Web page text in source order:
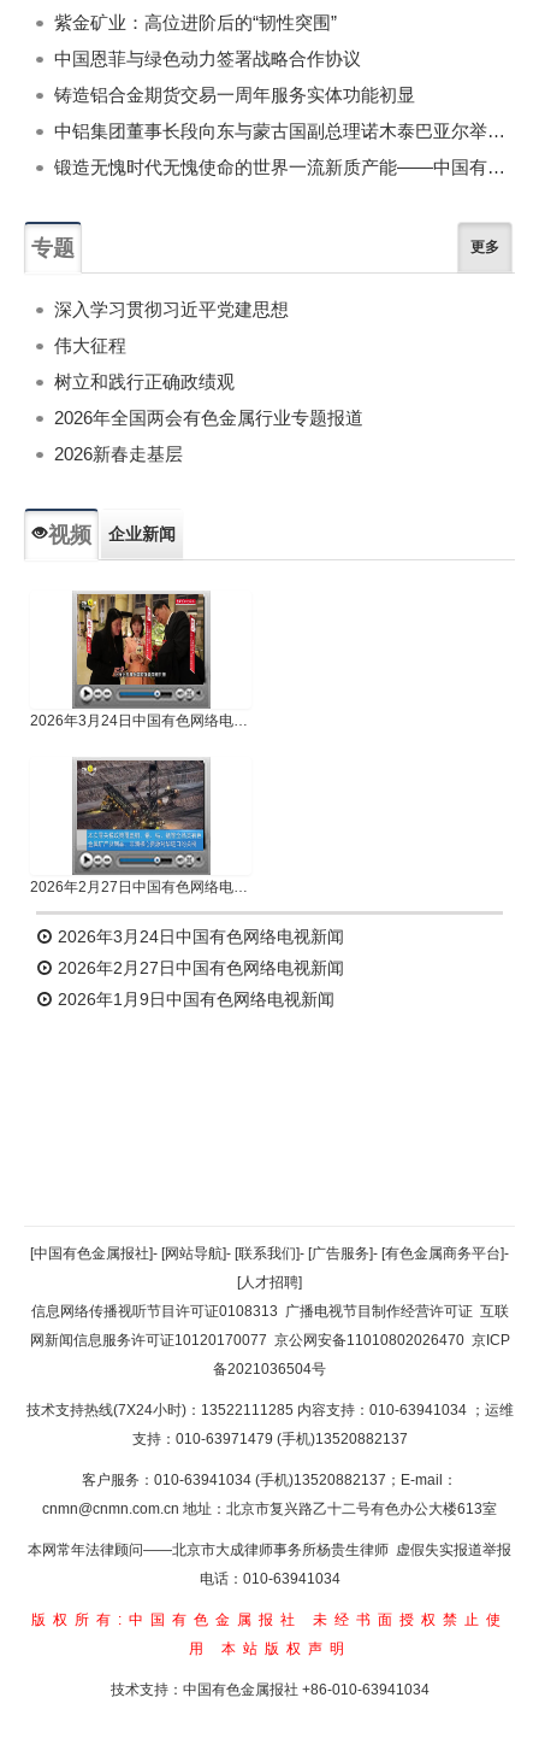
紫金矿业：高位进阶后的“韧性突围”
中国恩菲与绿色动力签署战略合作协议
铸造铝合金期货交易一周年服务实体功能初显
中铝集团董事长段向东与蒙古国副总理诺木泰巴亚尔举行会谈
锻造无愧时代无愧使命的世界一流新质产能——中国有色金属工业的战略应对与破局之道（二）
专题 更多
深入学习贯彻习近平党建思想
伟大征程
树立和践行正确政绩观
2026年全国两会有色金属行业专题报道
2026新春走基层
视频 企业新闻
2026年3月24日中国有色网络电视新闻
2026年2月27日中国有色网络电视新闻
2026年3月24日中国有色网络电视新闻
2026年2月27日中国有色网络电视新闻
2026年1月9日中国有色网络电视新闻
返回顶部
返回首页
[中国有色金属报社]- [网站导航]- [联系我们]- [广告服务]- [有色金属商务平台]-
[人才招聘]
信息网络传播视听节目许可证0108313 广播电视节目制作经营许可证 互联
网新闻信息服务许可证10120170077 京公网安备11010802026470 京ICP
备2021036504号
技术支持热线(7X24小时)：13522111285 内容支持：010-63941034 ；运维
支持：010-63971479 (手机)13520882137
客户服务：010-63941034 (手机)13520882137；E-mail：
cnmn@cnmn.com.cn 地址：北京市复兴路乙十二号有色办公大楼613室
本网常年法律顾问——北京市大成律师事务所杨贵生律师 虚假失实报道举报
电话：010-63941034
版权所有:中国有色金属报社
未经书面授权禁止使
用 本站版权声明
技术支持：中国有色金属报社 +86-010-63941034